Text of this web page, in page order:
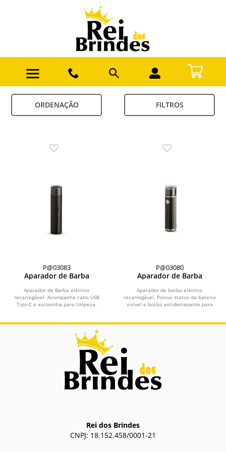
ORDENAÇÃO FILTROS
P@03083
Aparador de Barba
Aparador de Barba elétrico
recarregável. Acompanha cabo USB
Tipo-C e escovinha para limpeza.
P@03080
Aparador de Barba
Aparador de barba elétrico
recarregável. Possui status da bateria
visível e botão antiderrapante para
Rei dos Brindes
CNPJ: 18.152.458/0001-21